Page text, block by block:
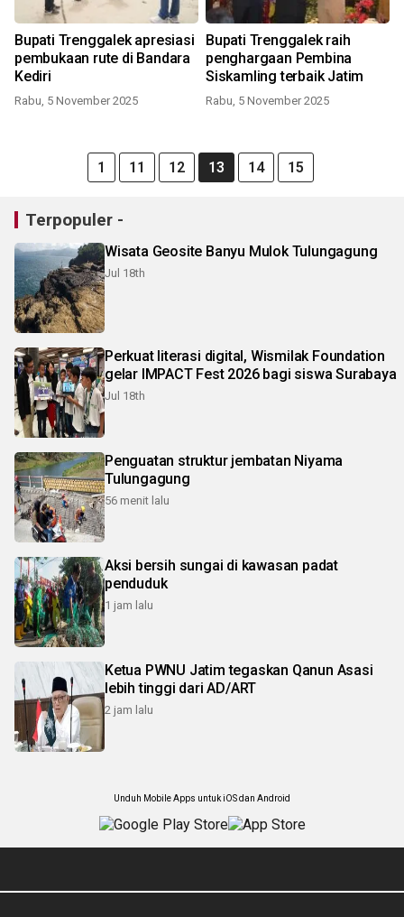
Bupati Trenggalek apresiasi
pembukaan rute di Bandara
Kediri
Rabu, 5 November 2025
Bupati Trenggalek raih
penghargaan Pembina
Siskamling terbaik Jatim
Rabu, 5 November 2025
1 11 12 13 14 15
Terpopuler -
Wisata Geosite Banyu Mulok Tulungagung
Jul 18th
Perkuat literasi digital, Wismilak Foundation
gelar IMPACT Fest 2026 bagi siswa Surabaya
Jul 18th
Penguatan struktur jembatan Niyama
Tulungagung
56 menit lalu
Aksi bersih sungai di kawasan padat
penduduk
1 jam lalu
Ketua PWNU Jatim tegaskan Qanun Asasi
lebih tinggi dari AD/ART
2 jam lalu
Unduh Mobile Apps untuk iOS dan Android